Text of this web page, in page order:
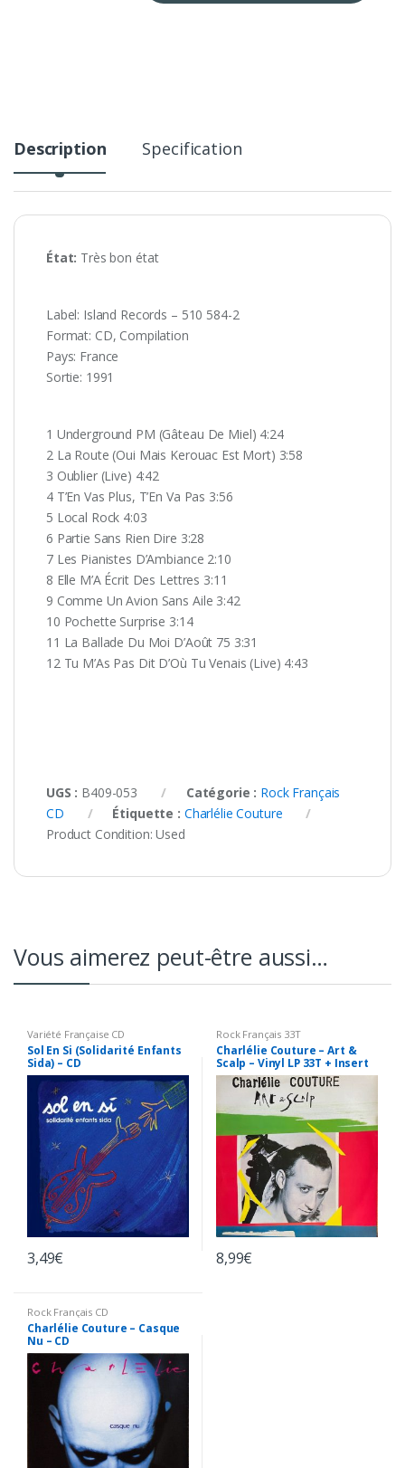
Description Specification
État: Trèsbon état
Label: Island Records – 510 584-2
Format: CD, Compilation
Pays: France
Sortie: 1991
1 Underground PM (Gâteau De Miel) 4:24
2 La Route (Oui Mais Kerouac Est Mort) 3:58
3 Oublier (Live) 4:42
4 T’En Vas Plus, T’En Va Pas 3:56
5 Local Rock 4:03
6 Partie Sans Rien Dire 3:28
7 Les Pianistes D’Ambiance 2:10
8 Elle M’A Écrit Des Lettres 3:11
9 Comme Un Avion Sans Aile 3:42
10 Pochette Surprise 3:14
11 La Ballade Du Moi D’Août 75 3:31
12 Tu M’As Pas Dit D’Où Tu Venais (Live) 4:43
UGS : B409-053 Catégorie : Rock Français
CD
Étiquette : Charlélie Couture
Product Condition:Used
Vous aimerez peut-être aussi…
Variété Française CD
Sol En Si (Solidarité Enfants
Sida) – CD
3,49€
Rock Français 33T
Charlélie Couture – Art &
Scalp – Vinyl LP 33T + Insert
8,99€
Rock Français CD
Charlélie Couture – Casque
Nu – CD